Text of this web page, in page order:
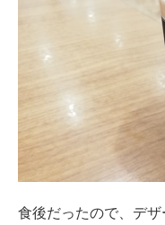
食後だったので、デ